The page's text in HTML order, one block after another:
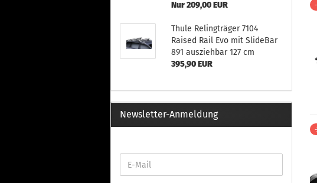
Fußsatz
integrierter
Thule
Fußsatz
integrierter
Fußsatz
Fixpunkte
Wintersport anzeigen
Dachskiträger
Thule
Nur 209,00 EUR
Thule Relingträger 7104
Raised Rail Evo mit SlideBar
891 ausziehbar 127 cm
395,90 EUR
Newsletter-Anmeldung